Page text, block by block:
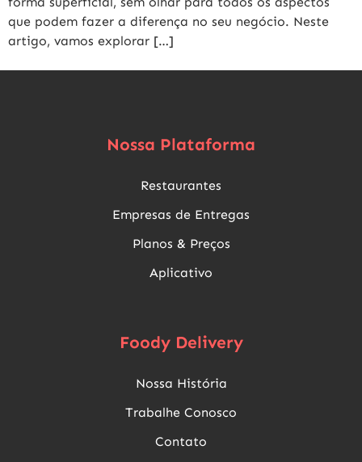
que podem fazer a diferença no seu negócio. Neste
artigo, vamos explorar […]
Nossa Plataforma
Restaurantes
Empresas de Entregas
Planos & Preços
Aplicativo
Foody Delivery
Nossa História
Trabalhe Conosco
Contato